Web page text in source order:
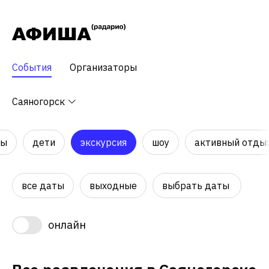
События Организаторы
Саяногорск
дети экскурсия шоу активный
все даты выходные выбрать даты
онлайн